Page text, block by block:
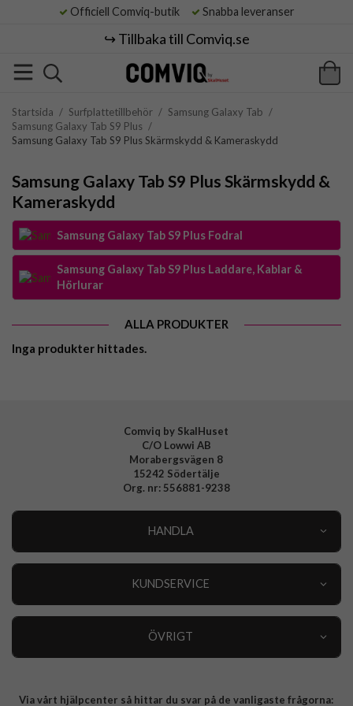
Officiell Comviq-butik Snabba leveranser
↪️ Tillbaka till Comviq.se
Startsida / Surfplattetillbehör / Samsung Galaxy Tab /
Samsung Galaxy Tab S9 Plus /
Samsung Galaxy Tab S9 Plus Skärmskydd & Kameraskydd
Samsung Galaxy Tab S9 Plus Skärmskydd &
Kameraskydd
Samsung Galaxy Tab S9 Plus Fodral
Samsung Galaxy Tab S9 Plus Laddare, Kablar &
Hörlurar
ALLA PRODUKTER
Inga produkter hittades.
Comviq by SkalHuset
C/O Lowwi AB
Morabergsvägen 8
15242 Södertälje
Org. nr: 556881-9238
HANDLA
KUNDSERVICE
ÖVRIGT
Integritetspolicy
Via vårt hjälpcenter så hittar du svar på de vanligaste frågorna: